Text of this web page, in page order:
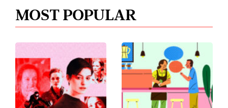
MOST POPULAR